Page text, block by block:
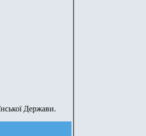
Держави.